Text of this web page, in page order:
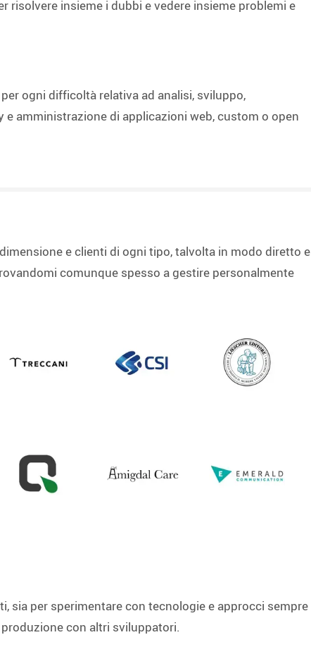
risolvere insieme i dubbi e vedere insieme problemi e
per ogni difficoltà relativa ad analisi, sviluppo,
amministrazione di applicazioni web, custom o open
e clienti di ogni tipo, talvolta in modo diretto e
comunque spesso a gestire personalmente
sia per sperimentare con tecnologie e approcci sempre
con altri sviluppatori.